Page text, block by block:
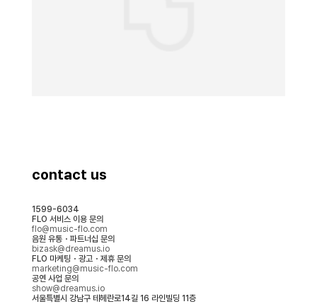
contact us
1599-6034
FLO 서비스 이용 문의
flo@music-flo.com
음원 유통・파트너십 문의
bizask@dreamus.io
FLO 마케팅・광고・제휴 문의
marketing@music-flo.com
공연 사업 문의
show@dreamus.io
서울특별시 강남구 테헤란로14길 16 라인빌딩 11층